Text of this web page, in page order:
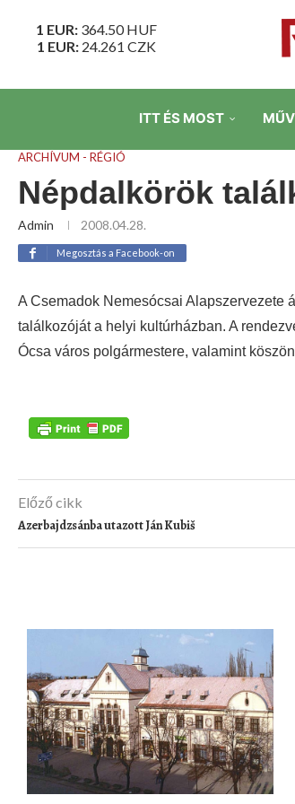
1 EUR: 364.50HUF
1 EUR: 24.261 CZK
ITT ÉS MOST
ARCHÍVUM - RÉGIÓ
Népdalkörök
Admin 2008.04.28.
Megosztás a Facebook-on
A Csemadok Nemesócsai Alapszervezete
találkozóját a helyi kultúrházban. A
Ócsa város polgármestere, valamint
Előző cikk
Azerbajdzsánba utazott Ján Kubiš